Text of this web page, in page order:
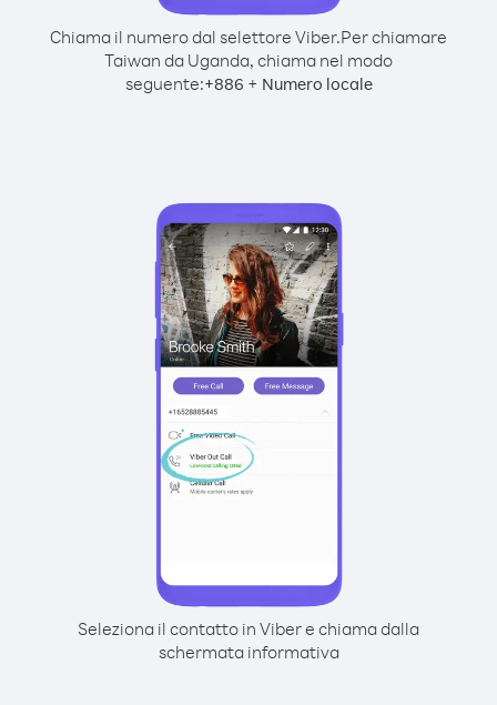
Chiama il numero dal selettore Viber.Per chiamare
Taiwan da Uganda, chiama nel modo
seguente:+886 + Numero locale
Seleziona il contatto in Viber e chiama dalla
schermata informativa